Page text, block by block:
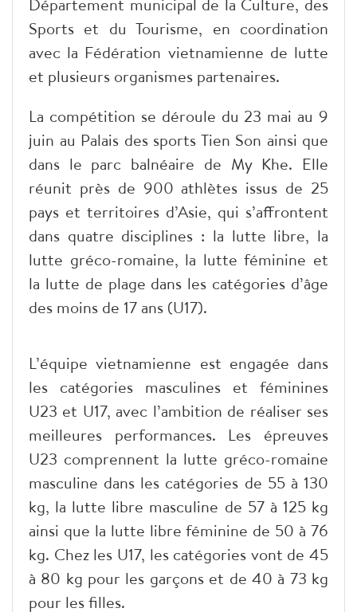
Département municipal de la Culture, des
Sports et du Tourisme, en coordination
avec la Fédération vietnamienne de lutte
et plusieurs organismes partenaires.
​La compétition se déroule du 23 mai au 9
juin au Palais des sports Tien Son ainsi que
dans le parc balnéaire de My Khe. Elle
réunit près de 900 athlètes issus de 25
pays et territoires d’Asie, qui s’affrontent
dans quatre disciplines : la lutte libre, la
lutte gréco-romaine, la lutte féminine et
la lutte de plage dans les catégories d’âge
des moins de 17 ans (U17).
​L’équipe vietnamienne est engagée dans
les catégories masculines et féminines
U23 et U17, avec l’ambition de réaliser ses
meilleures performances. Les épreuves
U23 comprennent la lutte gréco-romaine
masculine dans les catégories de 55 à 130
kg, la lutte libre masculine de 57 à 125 kg
ainsi que la lutte libre féminine de 50 à 76
kg. Chez les U17, les catégories vont de 45
à 80 kg pour les garçons et de 40 à 73 kg
pour les filles.